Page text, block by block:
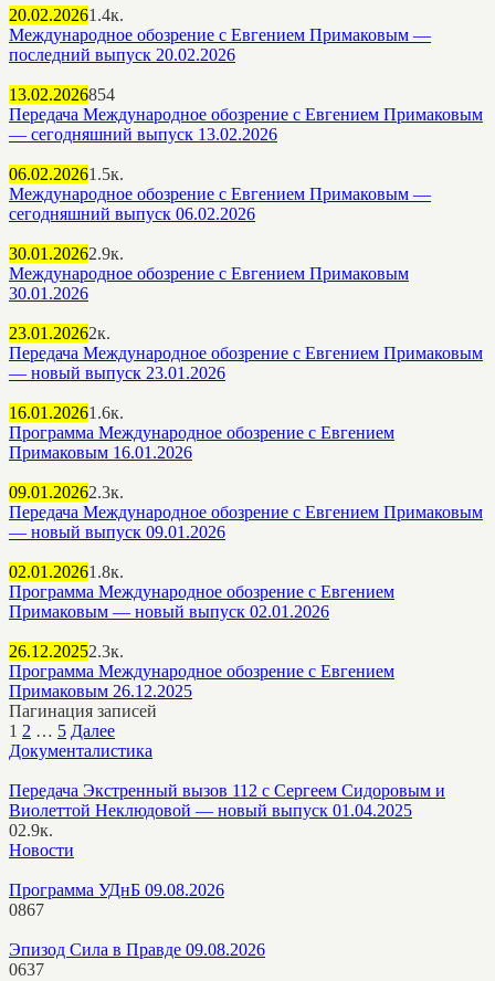
20.02.20261.4к.
Международное обозрение с Евгением Примаковым —
последний выпуск 20.02.2026
13.02.2026854
Передача Международное обозрение с Евгением Примаковым
— сегодняшний выпуск 13.02.2026
06.02.20261.5к.
Международное обозрение с Евгением Примаковым —
сегодняшний выпуск 06.02.2026
30.01.20262.9к.
Международное обозрение с Евгением Примаковым
30.01.2026
23.01.20262к.
Передача Международное обозрение с Евгением Примаковым
— новый выпуск 23.01.2026
16.01.20261.6к.
Программа Международное обозрение с Евгением
Примаковым 16.01.2026
09.01.20262.3к.
Передача Международное обозрение с Евгением Примаковым
— новый выпуск 09.01.2026
02.01.20261.8к.
Программа Международное обозрение с Евгением
Примаковым — новый выпуск 02.01.2026
26.12.20252.3к.
Программа Международное обозрение с Евгением
Примаковым 26.12.2025
Пагинация записей
1 2 … 5 Далее
Документалистика
Передача Экстренный вызов 112 с Сергеем Сидоровым и
Виолеттой Неклюдовой — новый выпуск 01.04.2025
02.9к.
Новости
Программа УДнБ 09.08.2026
0867
Эпизод Сила в Правде 09.08.2026
0637